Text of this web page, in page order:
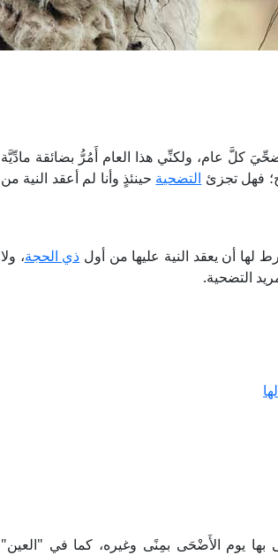
كلَّ عام، ولكنِّي هذا العام أَمُرُّ بضائقة مادِّيَّة
فهل تجزئ التضحية حينئذٍ وأنا لم أعقد النية من
لها أن يعقد النية عليها من أول ذي الحجة، ولا
التضحية.
بها يوم الأَضْحَى بمِنًى وغيره، كما في "العين"